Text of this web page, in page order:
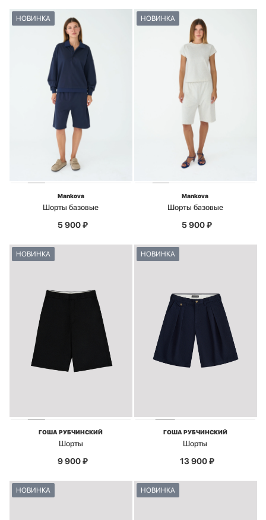
НОВИНКА
Mankova
Шорты базовые
5 900₽
НОВИНКА
Mankova
Шорты базовые
5 900₽
НОВИНКА
ГОША РУБЧИНСКИЙ
Шорты
9 900₽
НОВИНКА
ГОША РУБЧИНСКИЙ
Шорты
13 900₽
НОВИНКА НОВИНКА